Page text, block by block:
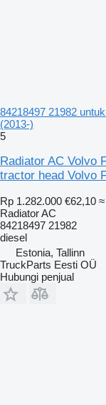
84218497 21982
(2013-)
5
Radiator AC Volvo
tractor head Volvo
Rp 1.282.000 €62,10
Radiator AC
84218497 21982
diesel
Estonia, Tallinn
TruckParts Eesti OÜ
Hubungi penjual